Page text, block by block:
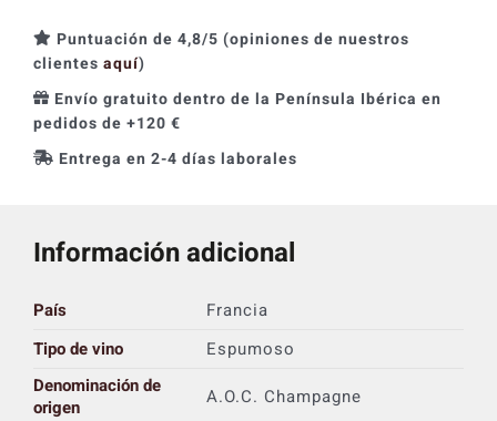
Puntuación de 4,8/5 (opiniones de nuestros
clientes aquí)
Envío gratuito dentro de la Península Ibérica en
pedidos de +120 €
Entrega en 2-4 días laborales
Información adicional
País
Francia
Tipo de vino
Espumoso
Denominación de
origen
A.O.C. Champagne